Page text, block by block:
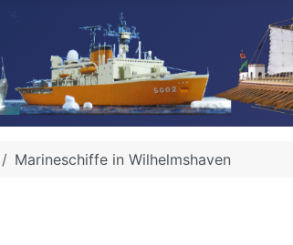
Marineschiffe in Wilhelmshaven